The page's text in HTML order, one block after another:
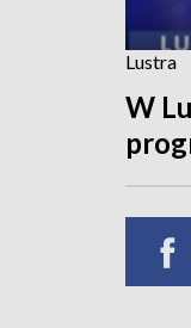
Lustra
W